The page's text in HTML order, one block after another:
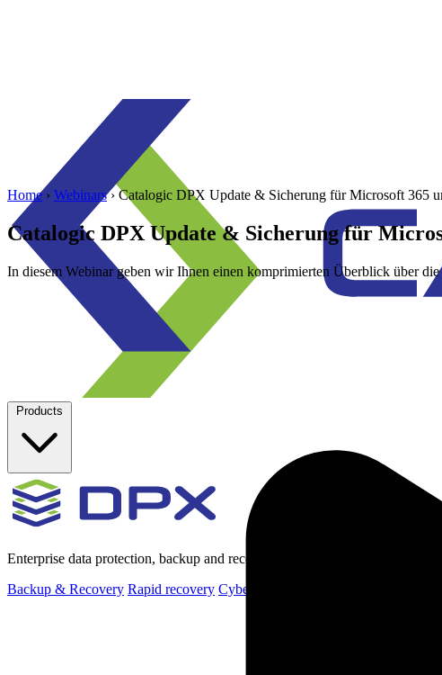
Enterprise data protection, backup and recovery for physical and virtual
Backup & Recovery Rapid recovery Cyber-resilient recovery
Home › Webinars › Catalogic DPX Update & Sicherung für Microsoft 365
Catalogic DPX Update & Sicherung für
In diesem Webinar geben wir Ihnen einen komprimierten Überblick über